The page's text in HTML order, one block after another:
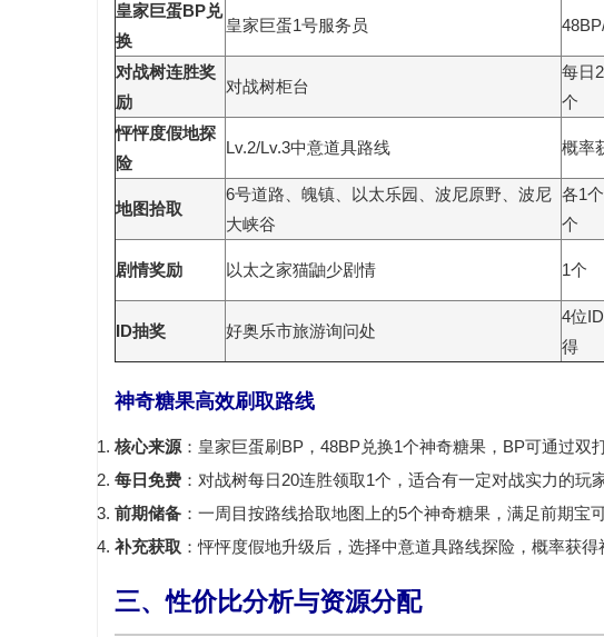
皇家巨蛋BP兑
换
皇家巨蛋1号服务员
对战树连胜奖
励
对战树柜台
每日
个
怦怦度假地探
险
Lv.2/Lv.3中意道具路线 概率
地图拾取
6号道路、魄镇、以太乐园、波尼原野、波尼
大峡谷
各1
个
剧情奖励 以太之家猫鼬少剧情 1个
ID抽奖 好奥乐市旅游询问处
4位
得
神奇糖果高效刷取路线
核心来源 ：皇家巨蛋刷BP，48BP兑换1个神奇糖果，BP可通过双
每日免费 ：对战树每日20连胜领取1个，适合有一定对战实力的玩家
前期储备 ：一周目按路线拾取地图上的5个神奇糖果，满足前期宝
补充获取 ：怦怦度假地升级后，选择中意道具路线探险，概率获得
三、性价比分析与资源分配